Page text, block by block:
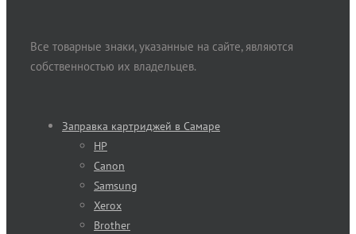
Все товарные знаки, указанные на сайте, являются
собственностью их владельцев.
Заправка картриджей в Самаре
HP
Canon
Samsung
Xerox
Brother